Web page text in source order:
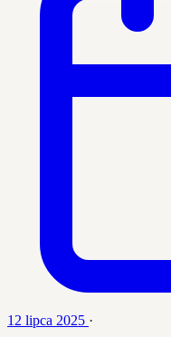
12 lipca 2025 ·